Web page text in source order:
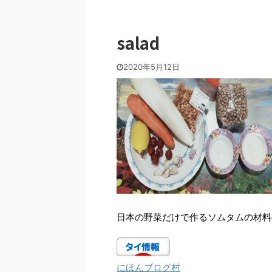
salad
2020年5月12日
日本の野菜だけで作るソムタムの材
にほんブログ村